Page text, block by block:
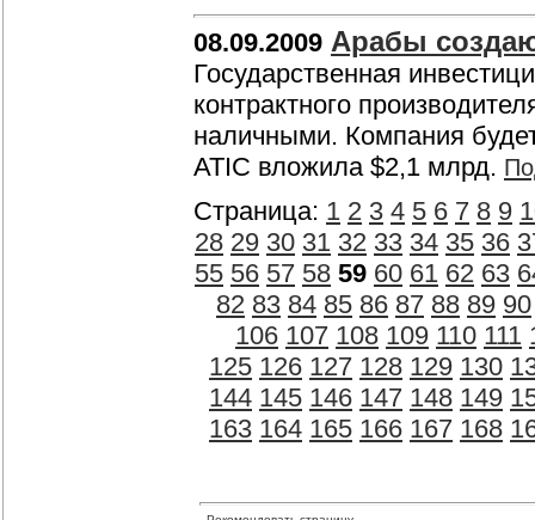
08.09.2009 Арабы
Государственная
контрактного
наличными. Компания
ATIC вложила $2,1 млрд.
Страница: 1 2 3 4 5 6 7 8 9
28 29 30 31 32 33 34 35 36
55 56 57 58 59 60 61 62 63
82 83 84 85 86 87 88 89 90
106 107 108 109 110 111
125 126 127 128 129 130
144 145 146 147 148 149
163 164 165 166 167 168